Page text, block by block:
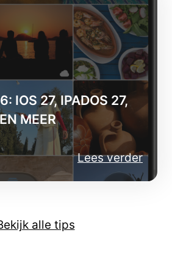
IOS 27, IPADOS 27,
MEER
Lees verder
alle tips